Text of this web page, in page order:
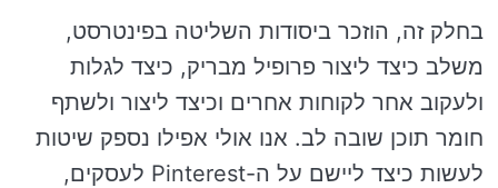
בחלק זה, הוזכר ביסודות השליטה בפינטרסט,
משלב כיצד ליצור פרופיל מבריק, כיצד לגלות
ולעקוב אחר לקוחות אחרים וכיצד ליצור ולשתף
חומר תוכן שובה לב. אנו אולי אפילו נספק שיטות
לעשות כיצד ליישם על ה-Pinterest לעסקים,